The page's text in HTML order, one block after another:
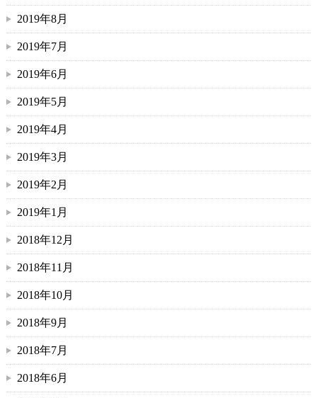
2019年8月
2019年7月
2019年6月
2019年5月
2019年4月
2019年3月
2019年2月
2019年1月
2018年12月
2018年11月
2018年10月
2018年9月
2018年7月
2018年6月